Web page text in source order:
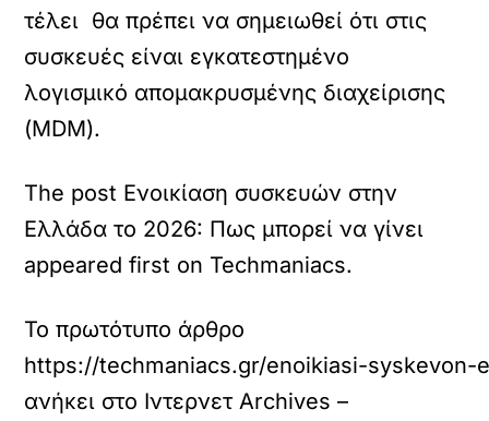
τέλει θα πρέπει να σημειωθεί ότι στις
συσκευές είναι εγκατεστημένο
λογισμικό απομακρυσμένης διαχείρισης
(MDM).
The post Ενοικίαση συσκευών στην
Ελλάδα το 2026: Πως μπορεί να γίνει
appeared first on Techmaniacs.
Το πρωτότυπο άρθρο
https://techmaniacs.gr/enoikiasi-syskevon-
ανήκει στο Ιντερνετ Archives –